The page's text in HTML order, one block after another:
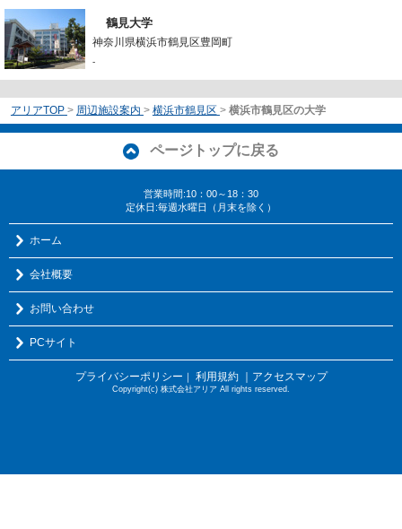
鶴見大学
神奈川県横浜市鶴見区豊岡町
-
アリアTOP > 周辺施設案内 > 横浜市鶴見区 > 横浜市鶴見区の大学
ページトップに戻る
営業時間:10：00～18：30
定休日:毎週水曜日（月末を除く）
ホーム
会社概要
お問い合わせ
PCサイト
プライバシーポリシー ｜ 利用規約 ｜アクセスマップ
Copyright(c) 株式会社アリア All rights reserved.